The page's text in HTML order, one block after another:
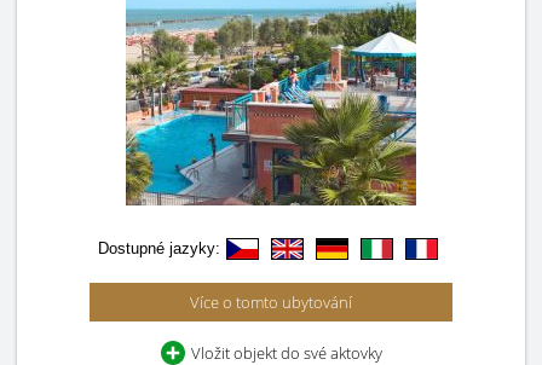
Dostupné jazyky:
Více o tomto ubytování
Vložit objekt do své aktovky